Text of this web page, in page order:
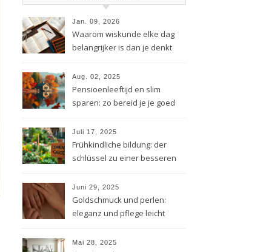
Jan. 09, 2026
Waarom wiskunde elke dag
belangrijker is dan je denkt
Aug. 02, 2025
Pensioenleeftijd en slim
sparen: zo bereid je je goed
Juli 17, 2025
Frühkindliche bildung: der
schlüssel zu einer besseren
Juni 29, 2025
Goldschmuck und perlen:
eleganz und pflege leicht
Mai 28, 2025